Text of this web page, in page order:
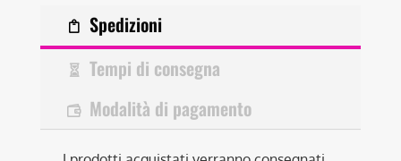
Spedizioni
Tempi di consegna
Modalità di pagamento